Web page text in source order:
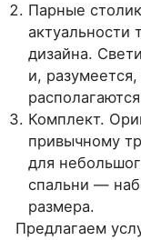
Парные
актуальности
дизайна.
и,
Комплект.
привычному
для
спальни —
размера.
Предлагаем